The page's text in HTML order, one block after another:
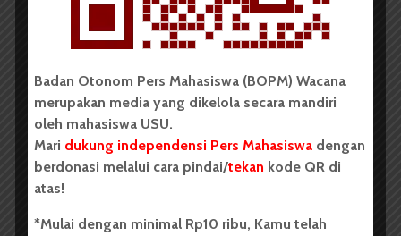
BERITA KAMPUS
Zainal Abidin Chaniago:
Mahasiswa, Jangan Takut...
Badan Otonom Pers Mahasiswa (BOPM) Wacana
merupakan media yang dikelola secara mandiri
oleh mahasiswa USU.
Mari dukung independensi Pers Mahasiswa dengan
berdonasi melalui cara pindai/tekan kode QR di
atas!
*Mulai dengan minimal Rp10 ribu, Kamu telah